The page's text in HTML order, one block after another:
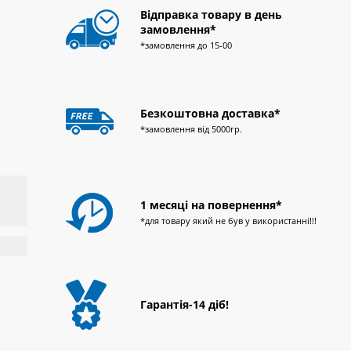
Відправка товару в день
замовлення*
*замовлення до 15-00
Безкоштовна доставка*
*замовлення від 5000гр.
1 месяці на повернення*
*для товару який не був у використанні!!!
Гарантія-14 діб!